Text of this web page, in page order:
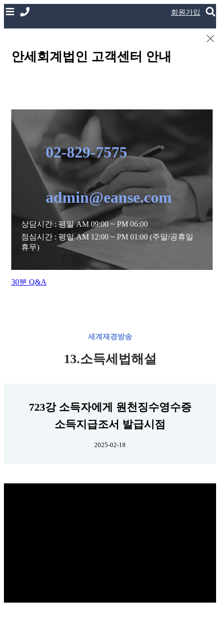
회원가입
안세회계법인 고객센터 안내
02-829-7575
admin@eanse.com
상담시간 : 평일 AM 09:00 ~ PM 06:00
점심시간 : 평일 AM 12:00 ~ PM 01:00 (주말/공휴일
휴무)
30분 Q&A
세계재경방송
13.소득세법해설
723강 소득자에게 원천징수영수증
소득지급조서 발급시점
2025-02-18